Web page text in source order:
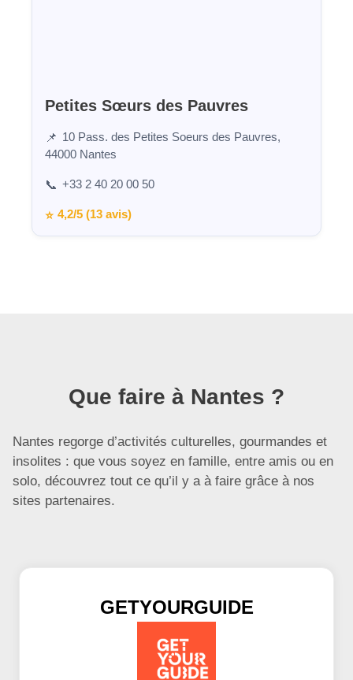
Petites Sœurs des Pauvres
📌 10 Pass. des Petites Soeurs des Pauvres,
44000 Nantes
📞 +33 2 40 20 00 50
⭐ 4,2/5 (13 avis)
Que faire à Nantes ?
Nantes regorge d’activités culturelles, gourmandes et
insolites : que vous soyez en famille, entre amis ou en
solo, découvrez tout ce qu’il y a à faire grâce à nos
sites partenaires.
GETYOURGUIDE